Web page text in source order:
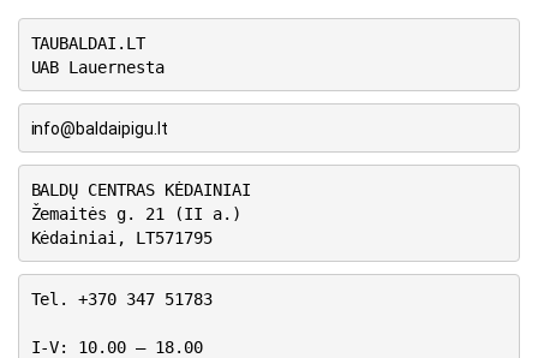
TAUBALDAI.LT
UAB Lauernesta
info@baldaipigu.lt
BALDŲ CENTRAS KĖDAINIAI
Žemaitės g. 21 (II a.)
Kėdainiai, LT571795
Tel. +370 347 51783
I-V: 10.00 – 18.00